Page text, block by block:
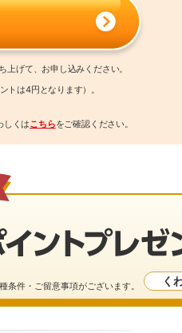
げて、お申し込みください。
トは4円となります）。
しくはこちらをご確認ください。
件・ご留意事項がございます。 く